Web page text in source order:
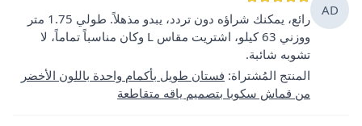
AD
رائع، يمكنك شراؤه دون تردد، يبدو مذهلاً. طولي 1.75 متر
ووزني 63 كيلو، اشتريت مقاس L وكان مناسباً تماماً، لا
تشوبه شائبة.
المنتج المُشتراة: فستان طويل بأكمام واحدة باللون الأخضر
من قماش سكوبا بتصميم ياقه متقاطعة